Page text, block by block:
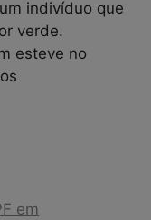
indivíduo que
verde.
esteve no
em